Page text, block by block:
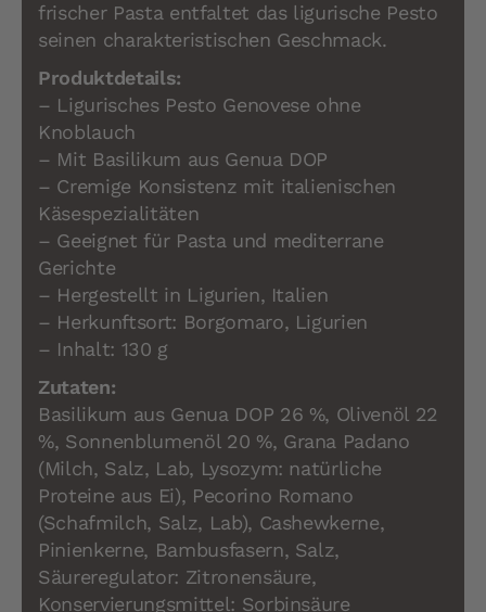
frischer Pasta entfaltet das ligurische Pesto
seinen charakteristischen Geschmack.
Produktdetails:
– Ligurisches Pesto Genovese ohne
Knoblauch
– Mit Basilikum aus Genua DOP
– Cremige Konsistenz mit italienischen
Käsespezialitäten
– Geeignet für Pasta und mediterrane
Gerichte
– Hergestellt in Ligurien, Italien
– Herkunftsort: Borgomaro, Ligurien
– Inhalt: 130 g
Zutaten:
Basilikum aus Genua DOP 26 %, Olivenöl 22
%, Sonnenblumenöl 20 %, Grana Padano
(Milch, Salz, Lab, Lysozym: natürliche
Proteine aus Ei), Pecorino Romano
(Schafmilch, Salz, Lab), Cashewkerne,
Pinienkerne, Bambusfasern, Salz,
Säureregulator: Zitronensäure,
Konservierungsmittel: Sorbinsäure